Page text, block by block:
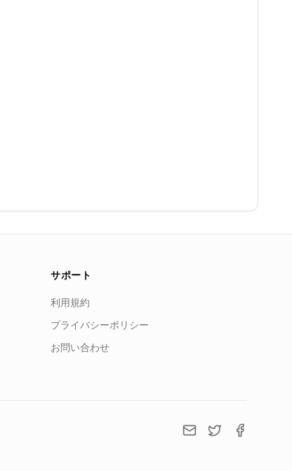
サポート
利用規約
プライバシーポリシー
お問い合わせ